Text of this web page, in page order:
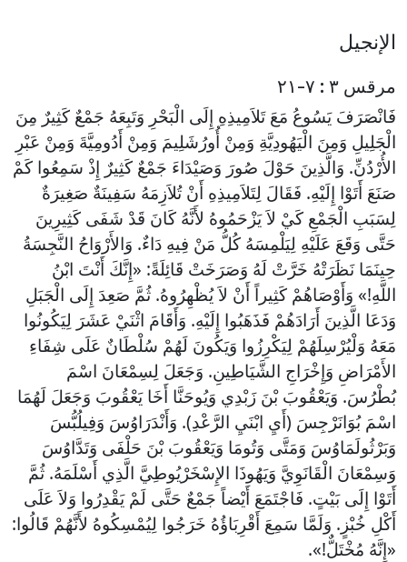
الإنجيل
مرقس ٣ : ٧-٢١
فَانْصَرَفَ يَسُوعُ مَعَ تَلاَمِيذِهِ إِلَى الْبَحْرِ وَتَبِعَهُ جَمْعٌ كَثِيرٌ مِنَ
الْجَلِيلِ وَمِنَ الْيَهُودِيَّةِ وَمِنْ أُورُشَلِيمَ وَمِنْ أَدُومِيَّةَ وَمِنْ عَبْرِ
الأُرْدُنِّ. وَالَّذِينَ حَوْلَ صُورَ وَصَيْدَاءَ جَمْعٌ كَثِيرٌ إِذْ سَمِعُوا كَمْ
صَنَعَ أَتَوْا إِلَيْهِ. فَقَالَ لِتَلاَمِيذِهِ أَنْ تُلاَزِمَهُ سَفِينَةٌ صَغِيرَةٌ
لِسَبَبِ الْجَمْعِ كَيْ لاَ يَزْحَمُوهُ لأَنَّهُ كَانَ قَدْ شَفَى كَثِيرِينَ
حَتَّى وَقَعَ عَلَيْهِ لِيَلْمِسَهُ كُلُّ مَنْ فِيهِ دَاءٌ. وَالأَرْوَاحُ النَّجِسَةُ
حِينَمَا نَظَرَتْهُ خَرَّتْ لَهُ وَصَرَخَتْ قَائِلَةً: «إِنَّكَ أَنْتَ ابْنُ
اللَّهِ!» وَأَوْصَاهُمْ كَثِيراً أَنْ لاَ يُظْهِرُوهُ. ثُمَّ صَعِدَ إِلَى الْجَبَلِ
وَدَعَا الَّذِينَ أَرَادَهُمْ فَذَهَبُوا إِلَيْهِ. وَأَقَامَ اثْنَيْ عَشَرَ لِيَكُونُوا
مَعَهُ وَلْيُرْسِلَهُمْ لِيَكْرِزُوا وَيَكُونَ لَهُمْ سُلْطَانٌ عَلَى شِفَاءِ
الأَمْرَاضِ وَإِخْرَاجِ الشَّيَاطِينِ. وَجَعَلَ لِسِمْعَانَ اسْمَ
بُطْرُسَ. وَيَعْقُوبَ بْنَ زَبْدِي وَيُوحَنَّا أَخَا يَعْقُوبَ وَجَعَلَ لَهُمَا
اسْمَ بُوَانَرْجِسَ (أَيِ ابْنَيِ الرَّعْدِ). وَأَنْدَرَاوُسَ وَفِيلُبُّسَ
وَبَرْثُولَمَاوُسَ وَمَتَّى وَتُومَا وَيَعْقُوبَ بْنَ حَلْفَى وَتَدَّاوُسَ
وَسِمْعَانَ الْقَانَوِيَّ وَيَهُوذَا الإِسْخَرْيُوطِيَّ الَّذِي أَسْلَمَهُ. ثُمَّ
أَتَوْا إِلَى بَيْتٍ. فَاجْتَمَعَ أَيْضاً جَمْعٌ حَتَّى لَمْ يَقْدِرُوا وَلاَ عَلَى
أَكْلِ خُبْزٍ. وَلَمَّا سَمِعَ أَقْرِبَاؤُهُ خَرَجُوا لِيُمْسِكُوهُ لأَنَّهُمْ قَالُوا:
«إِنَّهُ مُخْتَلٌّ!».